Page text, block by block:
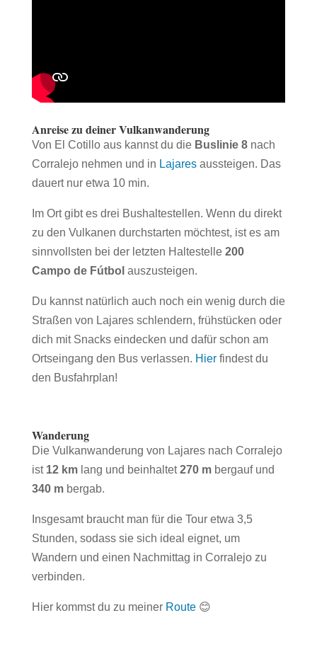
Anreise zu deiner Vulkanwanderung
Von El Cotillo aus kannst du die Buslinie 8nach
Corralejo nehmen und in Lajaresaussteigen. Das
dauert nur etwa 10 min.
Im Ort gibt es drei Bushaltestellen. Wenn du direkt
zu den Vulkanen durchstarten möchtest, ist es am
sinnvollsten bei der letzten Haltestelle 200
Campo de Fútbol auszusteigen.
Du kannst natürlich auch noch ein wenig durch die
Straßen von Lajares schlendern, frühstücken oder
dich mit Snacks eindecken und dafür schon am
Ortseingang den Bus verlassen. Hierfindest du
den Busfahrplan!
Wanderung
Die Vulkanwanderung von Lajares nach Corralejo
ist 12 kmlang und beinhaltet270 mbergauf und
340 mbergab.
Insgesamt braucht man für die Tour etwa 3,5
Stunden, sodass sie sich ideal eignet, um
Wandern und einen Nachmittag in Corralejo zu
verbinden.
Hier kommst du zu meiner Route😊